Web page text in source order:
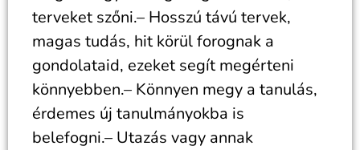
terveket szőni.– Hosszú távú tervek,
magas tudás, hit körül forognak a
gondolataid, ezeket segít megérteni
könnyebben.– Könnyen megy a tanulás,
érdemes új tanulmányokba is
belefogni.– Utazás vagy annak